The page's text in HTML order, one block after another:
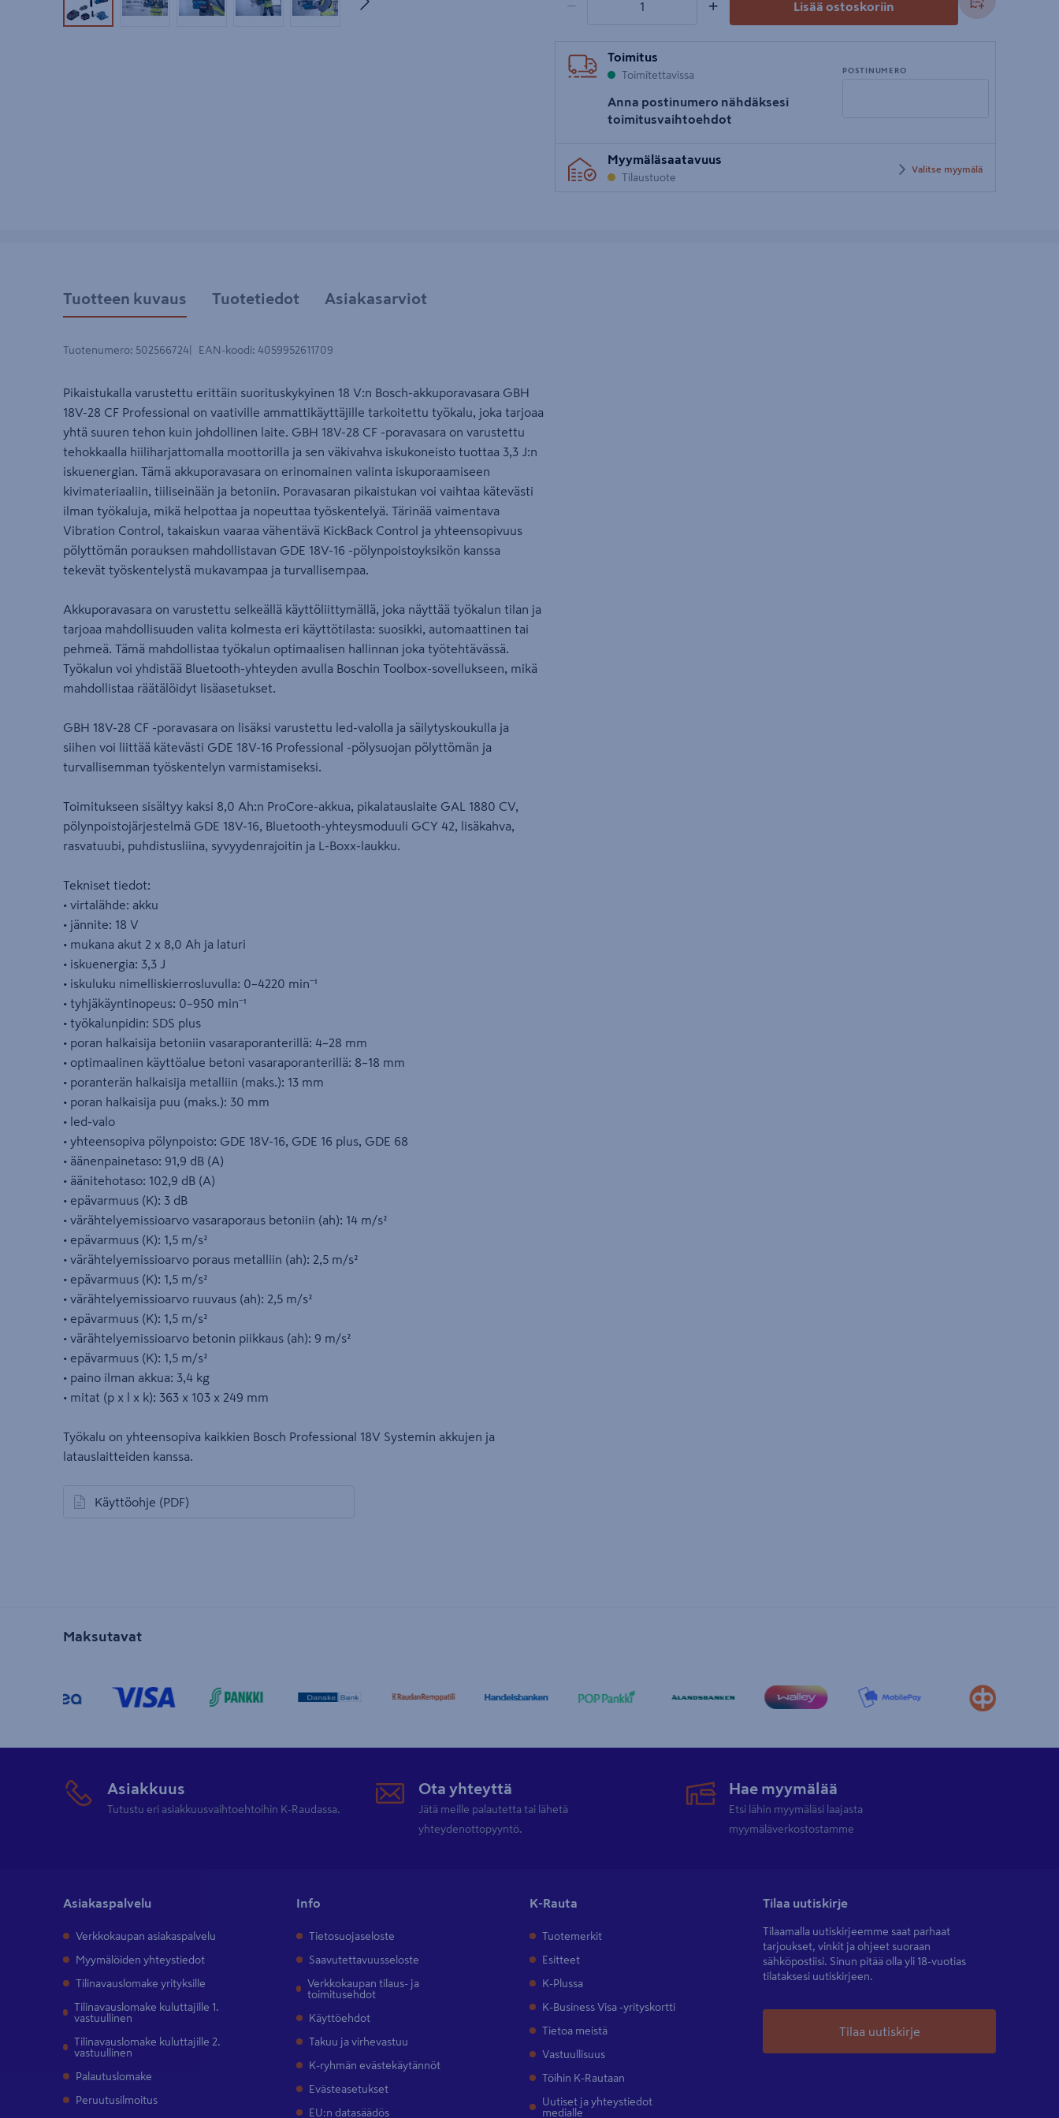
Tuotekuva 1Tuotekuva 2Tuotekuva 3Tuotekuva 4Tuotekuva 5 − + Lisää ostoskoriin
Toimitus
Toimitettavissa
Anna postinumero nähdäksesi
toimitusvaihtoehdot
POSTINUMERO
postinumero
Myymäläsaatavuus
Tilaustuote
Valitse myymälä
Tuotteen kuvaus Tuotetiedot Asiakasarviot
Tuotenumero: 502566724 EAN-koodi: 4059952611709
Pikaistukalla varustettu erittäin suorituskykyinen 18 V:n Bosch-akkuporavasara GBH
18V-28 CF Professional on vaativille ammattikäyttäjille tarkoitettu työkalu, joka tarjoaa
yhtä suuren tehon kuin johdollinen laite. GBH 18V-28 CF -poravasara on varustettu
tehokkaalla hiiliharjattomalla moottorilla ja sen väkivahva iskukoneisto tuottaa 3,3 J:n
iskuenergian. Tämä akkuporavasara on erinomainen valinta iskuporaamiseen
kivimateriaaliin, tiiliseinään ja betoniin. Poravasaran pikaistukan voi vaihtaa kätevästi
ilman työkaluja, mikä helpottaa ja nopeuttaa työskentelyä. Tärinää vaimentava
Vibration Control, takaiskun vaaraa vähentävä KickBack Control ja yhteensopivuus
pölyttömän porauksen mahdollistavan GDE 18V-16 -pölynpoistoyksikön kanssa
tekevät työskentelystä mukavampaa ja turvallisempaa.
Akkuporavasara on varustettu selkeällä käyttöliittymällä, joka näyttää työkalun tilan ja
tarjoaa mahdollisuuden valita kolmesta eri käyttötilasta: suosikki, automaattinen tai
pehmeä. Tämä mahdollistaa työkalun optimaalisen hallinnan joka työtehtävässä.
Työkalun voi yhdistää Bluetooth-yhteyden avulla Boschin Toolbox-sovellukseen, mikä
mahdollistaa räätälöidyt lisäasetukset.
GBH 18V-28 CF -poravasara on lisäksi varustettu led-valolla ja säilytyskoukulla ja
siihen voi liittää kätevästi GDE 18V-16 Professional -pölysuojan pölyttömän ja
turvallisemman työskentelyn varmistamiseksi.
Toimitukseen sisältyy kaksi 8,0 Ah:n ProCore-akkua, pikalatauslaite GAL 1880 CV,
pölynpoistojärjestelmä GDE 18V-16, Bluetooth-yhteysmoduuli GCY 42, lisäkahva,
rasvatuubi, puhdistusliina, syvyydenrajoitin ja L-Boxx-laukku.
Tekniset tiedot:
• virtalähde: akku
• jännite: 18 V
• mukana akut 2 x 8,0 Ah ja laturi
• iskuenergia: 3,3 J
• iskuluku nimelliskierrosluvulla: 0–4220 min⁻¹
• tyhjäkäyntinopeus: 0–950 min⁻¹
• työkalunpidin: SDS plus
• poran halkaisija betoniin vasaraporanterillä: 4–28 mm
• optimaalinen käyttöalue betoni vasaraporanterillä: 8–18 mm
• poranterän halkaisija metalliin (maks.): 13 mm
• poran halkaisija puu (maks.): 30 mm
• led-valo
• yhteensopiva pölynpoisto: GDE 18V-16, GDE 16 plus, GDE 68
• äänenpainetaso: 91,9 dB (A)
• äänitehotaso: 102,9 dB (A)
• epävarmuus (K): 3 dB
• värähtelyemissioarvo vasaraporaus betoniin (ah): 14 m/s²
• epävarmuus (K): 1,5 m/s²
• värähtelyemissioarvo poraus metalliin (ah): 2,5 m/s²
• epävarmuus (K): 1,5 m/s²
• värähtelyemissioarvo ruuvaus (ah): 2,5 m/s²
• epävarmuus (K): 1,5 m/s²
• värähtelyemissioarvo betonin piikkaus (ah): 9 m/s²
• epävarmuus (K): 1,5 m/s²
• paino ilman akkua: 3,4 kg
• mitat (p x l x k): 363 x 103 x 249 mm
Työkalu on yhteensopiva kaikkien Bosch Professional 18V Systemin akkujen ja
latauslaitteiden kanssa.
Käyttöohje (PDF)
avautuu uuteen välilehteen
Maksutavat
Asiakkuus
Tutustu eri asiakkuusvaihtoehtoihin K-Raudassa.
Ota yhteyttä
Jätä meille palautetta tai lähetä
yhteydenottopyyntö.
Hae myymälää
Etsi lähin myymäläsi laajasta
myymäläverkostostamme
Asiakaspalvelu
Verkkokaupan asiakaspalvelu
Myymälöiden yhteystiedot
Tilinavauslomake yrityksille
Tilinavauslomake kuluttajille 1.
vastuullinen
Tilinavauslomake kuluttajille 2.
vastuullinen
Palautuslomake
Peruutusilmoitus
Info
Tietosuojaseloste
Saavutettavuusseloste
Verkkokaupan tilaus- ja
toimitusehdot
Käyttöehdot
Takuu ja virhevastuu
K-ryhmän evästekäytännöt
Evästeasetukset
EU:n datasäädös
K-Rauta
Tuotemerkit
Esitteet
K-Plussa
K-Business Visa -yrityskortti
Tietoa meistä
Vastuullisuus
Töihin K-Rautaan
Uutiset ja yhteystiedot
medialle
Tilaa uutiskirje
Tilaamalla uutiskirjeemme saat parhaat
tarjoukset, vinkit ja ohjeet suoraan
sähköpostiisi. Sinun pitää olla yli 18-vuotias
tilataksesi uutiskirjeen.
Tilaa uutiskirje